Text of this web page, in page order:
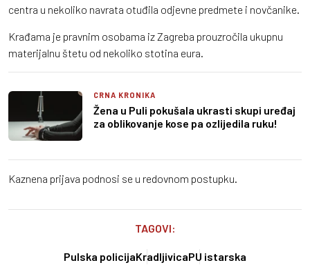
centra u nekoliko navrata otuđila odjevne predmete i novčanike.
Krađama je pravnim osobama iz Zagreba prouzročila ukupnu
materijalnu štetu od nekoliko stotina eura.
CRNA KRONIKA
Žena u Puli pokušala ukrasti skupi uređaj
za oblikovanje kose pa ozlijedila ruku!
Kaznena prijava podnosi se u redovnom postupku.
TAGOVI:
Pulska policijaKradljivicaPU istarska